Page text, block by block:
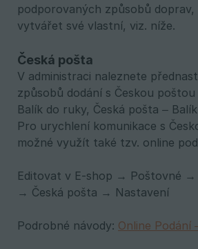
podporovaných způsobů doprav,
vytvářet své vlastní, viz. níže.
Česká pošta
V administraci naleznete
způsobů dodání s Českou
Balík do ruky, Česká pošta –
Pro urychlení komunikace s
možné využít také tzv. online
Editovat v E-shop → Poštovné →
→ Česká pošta → Nastavení
Podrobné návody: Online Podání